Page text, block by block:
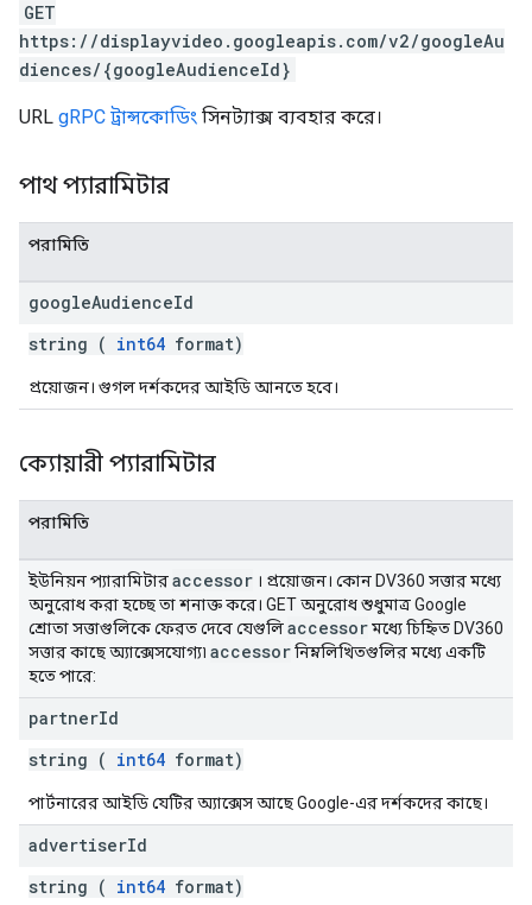
GET
https://displayvideo.googleapis.com/v2/googleAu
diences/{googleAudienceId}
URL gRPC ট্রান্সকোডিং সিনট্যাক্স ব্যবহার করে।
পাথ প্যারামিটার
পরামিতি
googleAudienceId
string ( int64 format)
প্রয়োজন। গুগল দর্শকদের আইডি আনতে হবে।
ক্যোয়ারী প্যারামিটার
পরামিতি
ইউনিয়ন প্যারামিটারaccessor । প্রয়োজন। কোন DV360 সত্তার মধ্যে
অনুরোধ করা হচ্ছে তা শনাক্ত করে। GET অনুরোধ শুধুমাত্র Google
শ্রোতা সত্তাগুলিকে ফেরত দেবে যেগুলিaccessorমধ্যে চিহ্নিত DV360
সত্তার কাছে অ্যাক্সেসযোগ্য৷ accessorনিম্নলিখিতগুলির মধ্যে একটি
হতে পারে:
partnerId
string ( int64 format)
পার্টনারের আইডি যেটির অ্যাক্সেস আছে Google-এর দর্শকদের কাছে।
advertiserId
string ( int64 format)